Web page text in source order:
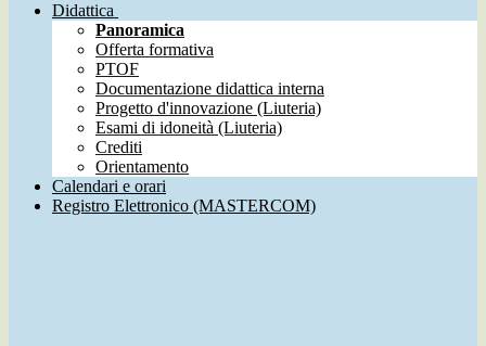
Didattica
Panoramica
Offerta formativa
PTOF
Documentazione didattica interna
Progetto d'innovazione (Liuteria)
Esami di idoneità (Liuteria)
Crediti
Orientamento
Calendari e orari
Registro Elettronico (MASTERCOM)